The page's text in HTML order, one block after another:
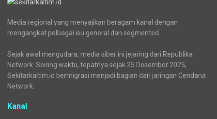
Media regional yang menyajikan beragam kanal dengan
mengangkat pelbagai isu general dan segmented.
Sejak awal mengudara, media siber ini jejaring dari Republika
Network. Seiring waktu, tepatnya sejak 25 Desember 2025,
Sekitarkaltim.id bermigrasi menjadi bagian dari jaringan Cendana
Network.
Kanal